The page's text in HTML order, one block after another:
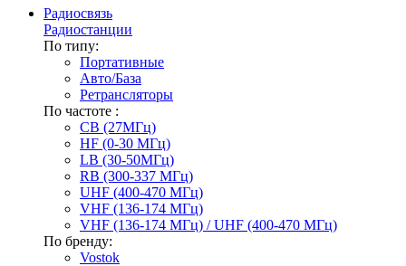
Радиосвязь
Радиостанции
По типу:
Портативные
Авто/База
Ретрансляторы
По частоте :
CB (27МГц)
HF (0-30 МГц)
LB (30-50МГц)
RB (300-337 МГц)
UHF (400-470 МГц)
VHF (136-174 МГц)
VHF (136-174 МГц) / UHF (400-470 МГц)
По бренду:
Vostok